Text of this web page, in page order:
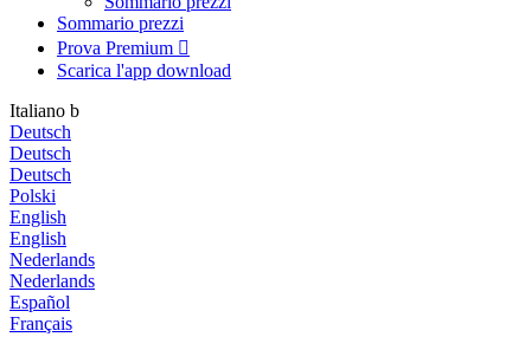
Sommario prezzi
Prova Premium 
Scarica l'app download
Italiano b
Deutsch
Deutsch
Deutsch
Polski
English
English
Nederlands
Nederlands
Español
Français